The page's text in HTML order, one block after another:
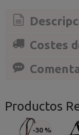
Costes
Productos
-30 %